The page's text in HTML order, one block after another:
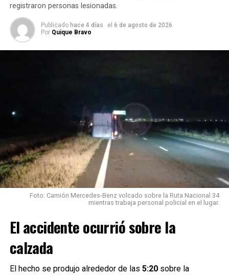
Los efectivos realizaron elcierre manual de la válvula
del cilindro y desconectaron la batería utilizando
herramientas de mano, logrando neutralizar el riesgo.
registraron personas lesionadas.
Publicado hace 4 días el 6 de agosto de 2026
Por Quique Bravo
Foto: Camión Mercedes-Benz volcado sobre la Ruta Nacional 34
mientras trabaja personal policial en el lugar.
El accidente ocurrió sobre la
calzada
El hecho se produjo alrededor de las 5:20sobre la